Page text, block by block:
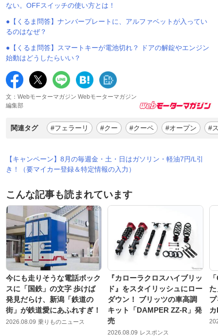
ない。OFFスイッチの使い方とは！
●【くるま問答】ナンバープレートに、アルファベットが入ってい
るのはなぜ？
●【くるま問答】スマートキーが電池切れ？ ドアの解錠やエンジン
始動はどうしたらいい？
文：Webモーターマガジン Webモーターマガジン
編集部
関連タグ #フェラーリ #クー #クーペ #オープン #
【キャンペーン】8月の毎週金・土・日はガソリン・軽油7円/L引
き！（要マイカー登録＆特定情報の入力）
こんな記事も読まれています
今にも走りそうな電話ボック
スに「国鉄」の文字 歩けば
発見だらけ、新潟「鉄道の
街」が鉄道愛にあふれすぎ！
2026.08.09 乗りものニュース
『カローラクロスハイブリッ
ド』をスタイリッシュにロー
ダウン！ ブリッツの車高調
キット「DAMPER ZZ-R」発
売
2026.08.09 レスポンス